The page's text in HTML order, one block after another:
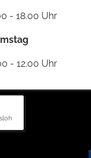
- 18.00 Uhr
- 12.00 Uhr